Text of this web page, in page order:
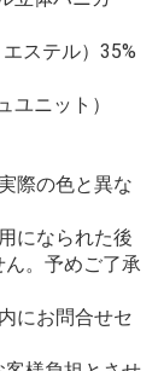
ステル）35%
ユニット）
際の色と異な
になられた後
。予めご了承
にお問合せセ